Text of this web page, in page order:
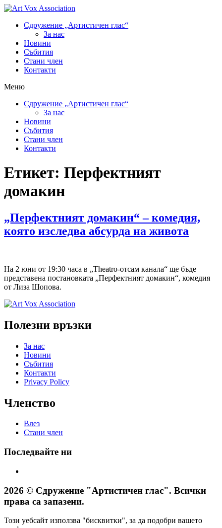
Сдружение „Артистичен глас“
За нас
Новини
Събития
Стани член
Контакти
Меню
Сдружение „Артистичен глас“
За нас
Новини
Събития
Стани член
Контакти
Етикет: Перфектният
домакин
„Перфектният домакин“ – комедия,
която изследва абсурда на живота
На 2 юни от 19:30 часа в „Theatro-отсам канала“ ще бъде
представена постановката „Перфектният домакин“, комедия
от Лиза Шопова.
Полезни връзки
За нас
Новини
Събития
Контакти
Privacy Policy
Членство
Влез
Стани член
Последвайте ни
2026 © Сдружение "Артистичен глас". Всички
права са запазени.
Този уебсайт използва "бисквитки", за да подобри вашето